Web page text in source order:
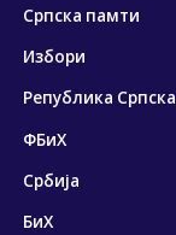
Српска памти
Избори
Република Српска
ФБиХ
Србија
БиХ